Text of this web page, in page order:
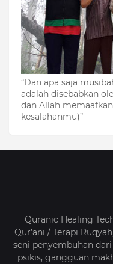
“Dan apa saja
adalah disebabkan
dan Allah
kesalahanmu)”
Quranic Healing
Qur’ani / Terapi
seni penyembuhan
psikis, gangguan